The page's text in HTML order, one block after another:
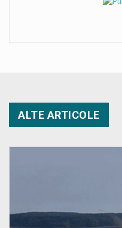
ALTE ARTICOLE